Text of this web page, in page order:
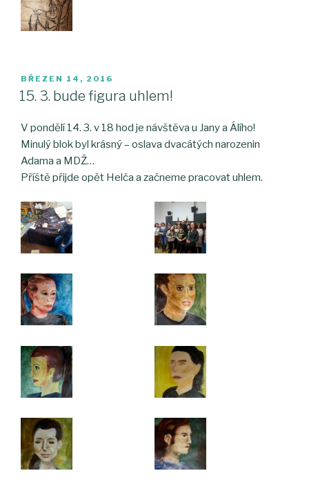
PUBLIKOVÁNO
BŘEZEN 14, 2016
15. 3. bude figura uhlem!
V pondělí 14. 3. v 18 hod je návštěva u Jany a Álího!
Minulý blok byl krásný – oslava dvacátých narozenin
Adama a MDŽ…
Příště přijde opět Helča a začneme pracovat uhlem.